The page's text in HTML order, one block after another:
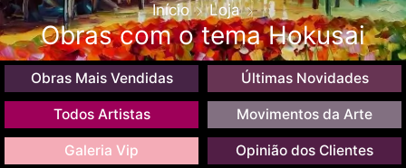
Início Loja
Obras com o tema Hokusai
Obras Mais Vendidas Últimas Novidades
Todos Artistas Movimentos da Arte
Galeria Vip Opinião dos Clientes